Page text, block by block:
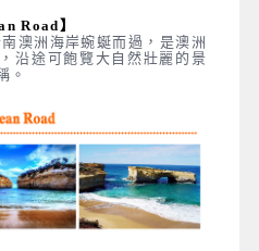
Road】
澳洲海岸蜿蜒而過，是澳洲
沿途可飽覽大自然壯麗的景
。